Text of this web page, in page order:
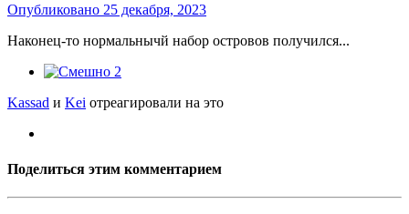
Опубликовано 25 декабря, 2023
Наконец-то нормальнычй набор островов получился...
2
Kassad и Kei отреагировали на это
Поделиться этим комментарием